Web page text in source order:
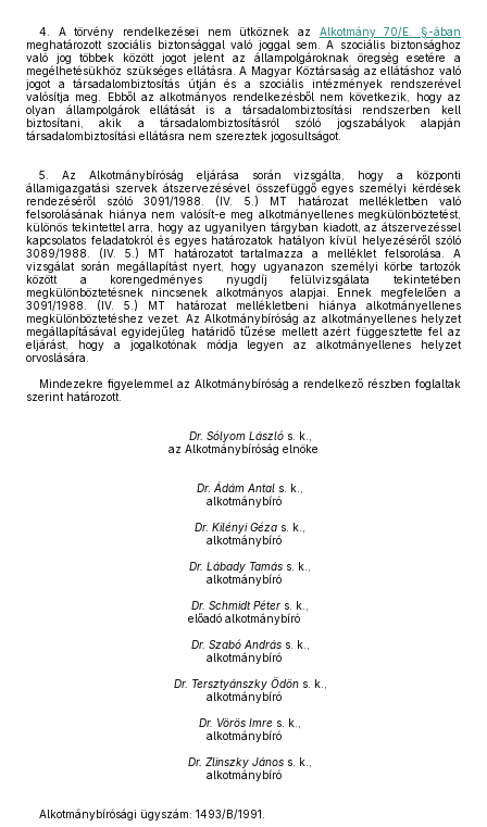
4. A törvény rendelkezései nem ütköznek az Alkotmány 70/E. §-ában
meghatározott szociális biztonsággal való joggal sem. A szociális biztonsághoz
való jog többek között jogot jelent az állampolgároknak öregség esetére a
megélhetésükhöz szükséges ellátásra. A Magyar Köztársaság az ellátáshoz való
jogot a társadalombiztosítás útján és a szociális intézmények rendszerével
valósítja meg. Ebből az alkotmányos rendelkezésből nem következik, hogy az
olyan állampolgárok ellátását is a társadalombiztosítási rendszerben kell
biztosítani, akik a társadalombiztosításról szóló jogszabályok alapján
társadalombiztosítási ellátásra nem szereztek jogosultságot.
5. Az Alkotmánybíróság eljárása során vizsgálta, hogy a központi
államigazgatási szervek átszervezésével összefüggő egyes személyi kérdések
rendezéséről szóló 3091/1988. (IV. 5.) MT határozat mellékletben való
felsorolásának hiánya nem valósít-e meg alkotmányellenes megkülönböztetést,
különös tekintettel arra, hogy az ugyanilyen tárgyban kiadott, az átszervezéssel
kapcsolatos feladatokról és egyes határozatok hatályon kívül helyezéséről szóló
3089/1988. (IV. 5.) MT határozatot tartalmazza a melléklet felsorolása. A
vizsgálat során megállapítást nyert, hogy ugyanazon személyi körbe tartozók
között a korengedményes nyugdíj felülvizsgálata tekintetében
megkülönböztetésnek nincsenek alkotmányos alapjai. Ennek megfelelően a
3091/1988. (IV. 5.) MT határozat mellékletbeni hiánya alkotmányellenes
megkülönböztetéshez vezet. Az Alkotmánybíróság az alkotmányellenes helyzet
megállapításával egyidejűleg határidő tűzése mellett azért függesztette fel az
eljárást, hogy a jogalkotónak módja legyen az alkotmányellenes helyzet
orvoslására.
Mindezekre figyelemmel az Alkotmánybíróság a rendelkező részben foglaltak
szerint határozott.
Dr. Sólyom Lászlós. k.,
az Alkotmánybíróság elnöke
Dr. Ádám Antal s. k.,
alkotmánybíró
Dr. Kilényi Géza s. k.,
alkotmánybíró
Dr. Lábady Tamás s. k.,
alkotmánybíró
Dr. Schmidt Péter s. k.,
előadó alkotmánybíró
Dr. Szabó Andráss. k.,
alkotmánybíró
Dr. Tersztyánszky Ödöns. k.,
alkotmánybíró
Dr. Vörös Imre s. k.,
alkotmánybíró
Dr. Zlinszky János s. k.,
alkotmánybíró
Alkotmánybírósági ügyszám: 1493/B/1991.